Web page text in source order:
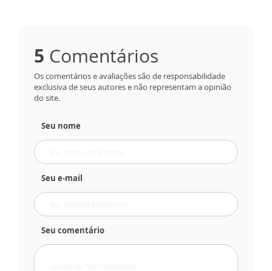
5 Comentários
Os comentários e avaliações são de responsabilidade
exclusiva de seus autores e não representam a opinião
do site.
Seu nome
Seu e-mail
Seu comentário